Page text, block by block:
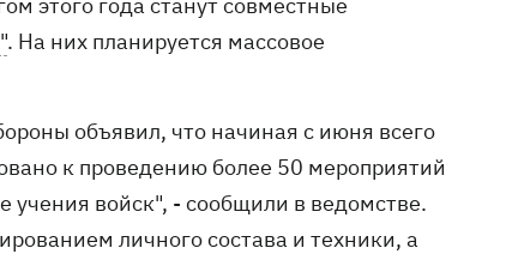
. На них планируется массовое
объявил, что начиная с июня всего
к проведению более 50 мероприятий
учения войск", - сообщили в ведомстве.
личного состава и техники, а